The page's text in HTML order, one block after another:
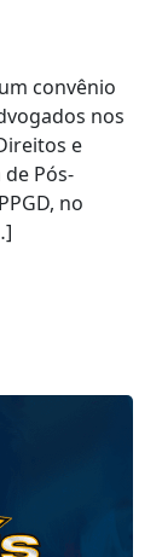
um convênio
nos
e
Pós-
no